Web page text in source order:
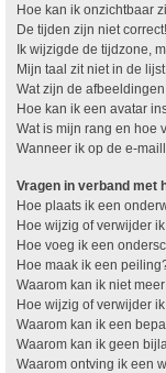
Hoe kan ik onzichtbaar
De tijden zijn niet correct!
Ik wijzigde de tijdzone,
Mijn taal zit niet in de
Wat zijn de
Hoe kan ik een avatar
Wat is mijn rang en hoe
Wanneer ik op de e-
Vragen in verband met
Hoe plaats ik een
Hoe wijzig of verwijder
Hoe voeg ik een
Hoe maak ik een
Waarom kan ik niet
Hoe wijzig of verwijder
Waarom kan ik een
Waarom kan ik geen
Waarom ontving ik een